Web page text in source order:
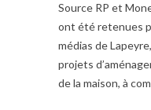
Source RP et
ont été retenues
médias de
projets
de la maison, à